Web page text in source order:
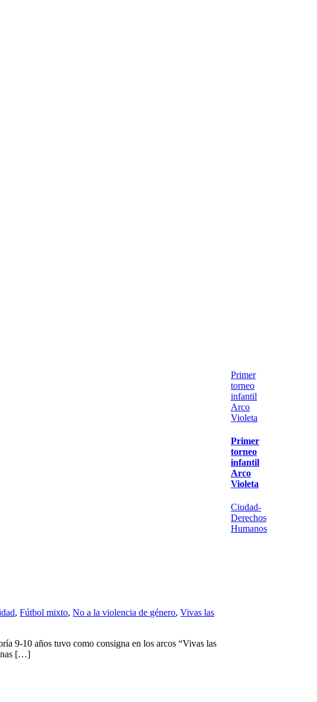
Primer
torneo
infantil
Arco
Violeta
Primer
torneo
infantil
Arco
Violeta
Ciudad-
Derechos
Humanos
,Fútbol mixto,No a la violencia de género,Vivas las
9-10 años tuvo como consigna en los arcos “Vivas las
[…]